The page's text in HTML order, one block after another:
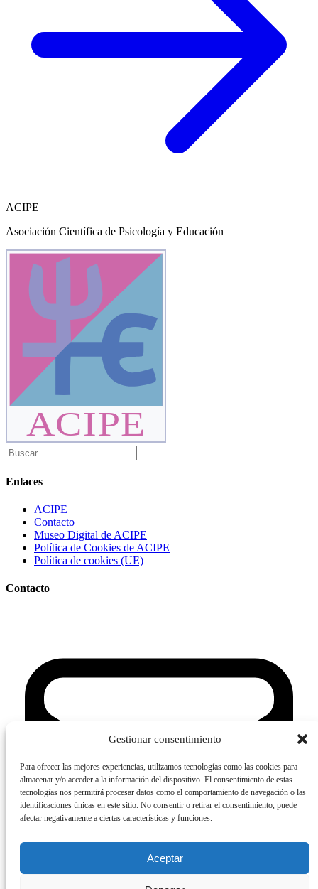
Gestionar consentimiento
Para ofrecer las mejores experiencias, utilizamos tecnologías como las cookies para
almacenar y/o acceder a la información del dispositivo. El consentimiento de estas
tecnologías nos permitirá procesar datos como el comportamiento de navegación o las
identificaciones únicas en este sitio. No consentir o retirar el consentimiento, puede
afectar negativamente a ciertas características y funciones.
Aceptar
ACIPE
Asociación Científica de Psicología y Educación
ACIPE
Enlaces
ACIPE
Contacto
Museo Digital de ACIPE
Política de Cookies de ACIPE
Política de cookies (UE)
Contacto